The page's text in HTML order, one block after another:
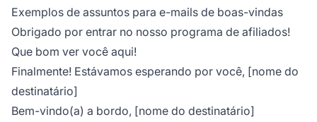
Exemplos de assuntos para e-mails de boas-vindas
Obrigado por entrar no nosso programa de afiliados!
Que bom ver você aqui!
Finalmente! Estávamos esperando por você, [nome do
destinatário]
Bem-vindo(a) a bordo, [nome do destinatário]